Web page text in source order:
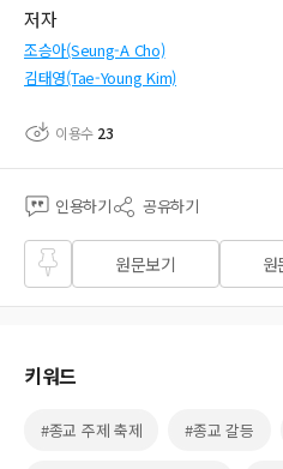
저자
조승아(Seung-A Cho)
김태영(Tae-Young Kim)
이용수 23
인용하기 공유하기
즐겨
찾기
원문보기 원
키워드
#종교 주제 축제 #종교 갈등